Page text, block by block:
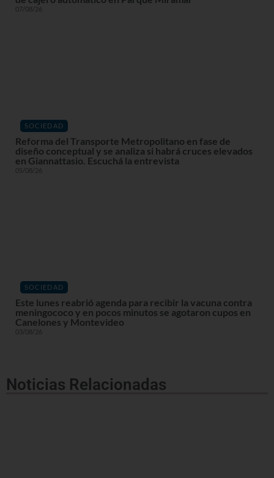
07/08/26
SOCIEDAD
Reforma del Transporte Metropolitano en fase de
diseño conceptual y se analiza si habrá cruces elevados
en Giannattasio. Escuchá la entrevista
05/08/26
SOCIEDAD
Este lunes reabrió agenda para recibir la vacuna contra
meningococo y en pocos minutos se agotaron cupos en
Canelones y Montevideo
03/08/26
Noticias Relacionadas